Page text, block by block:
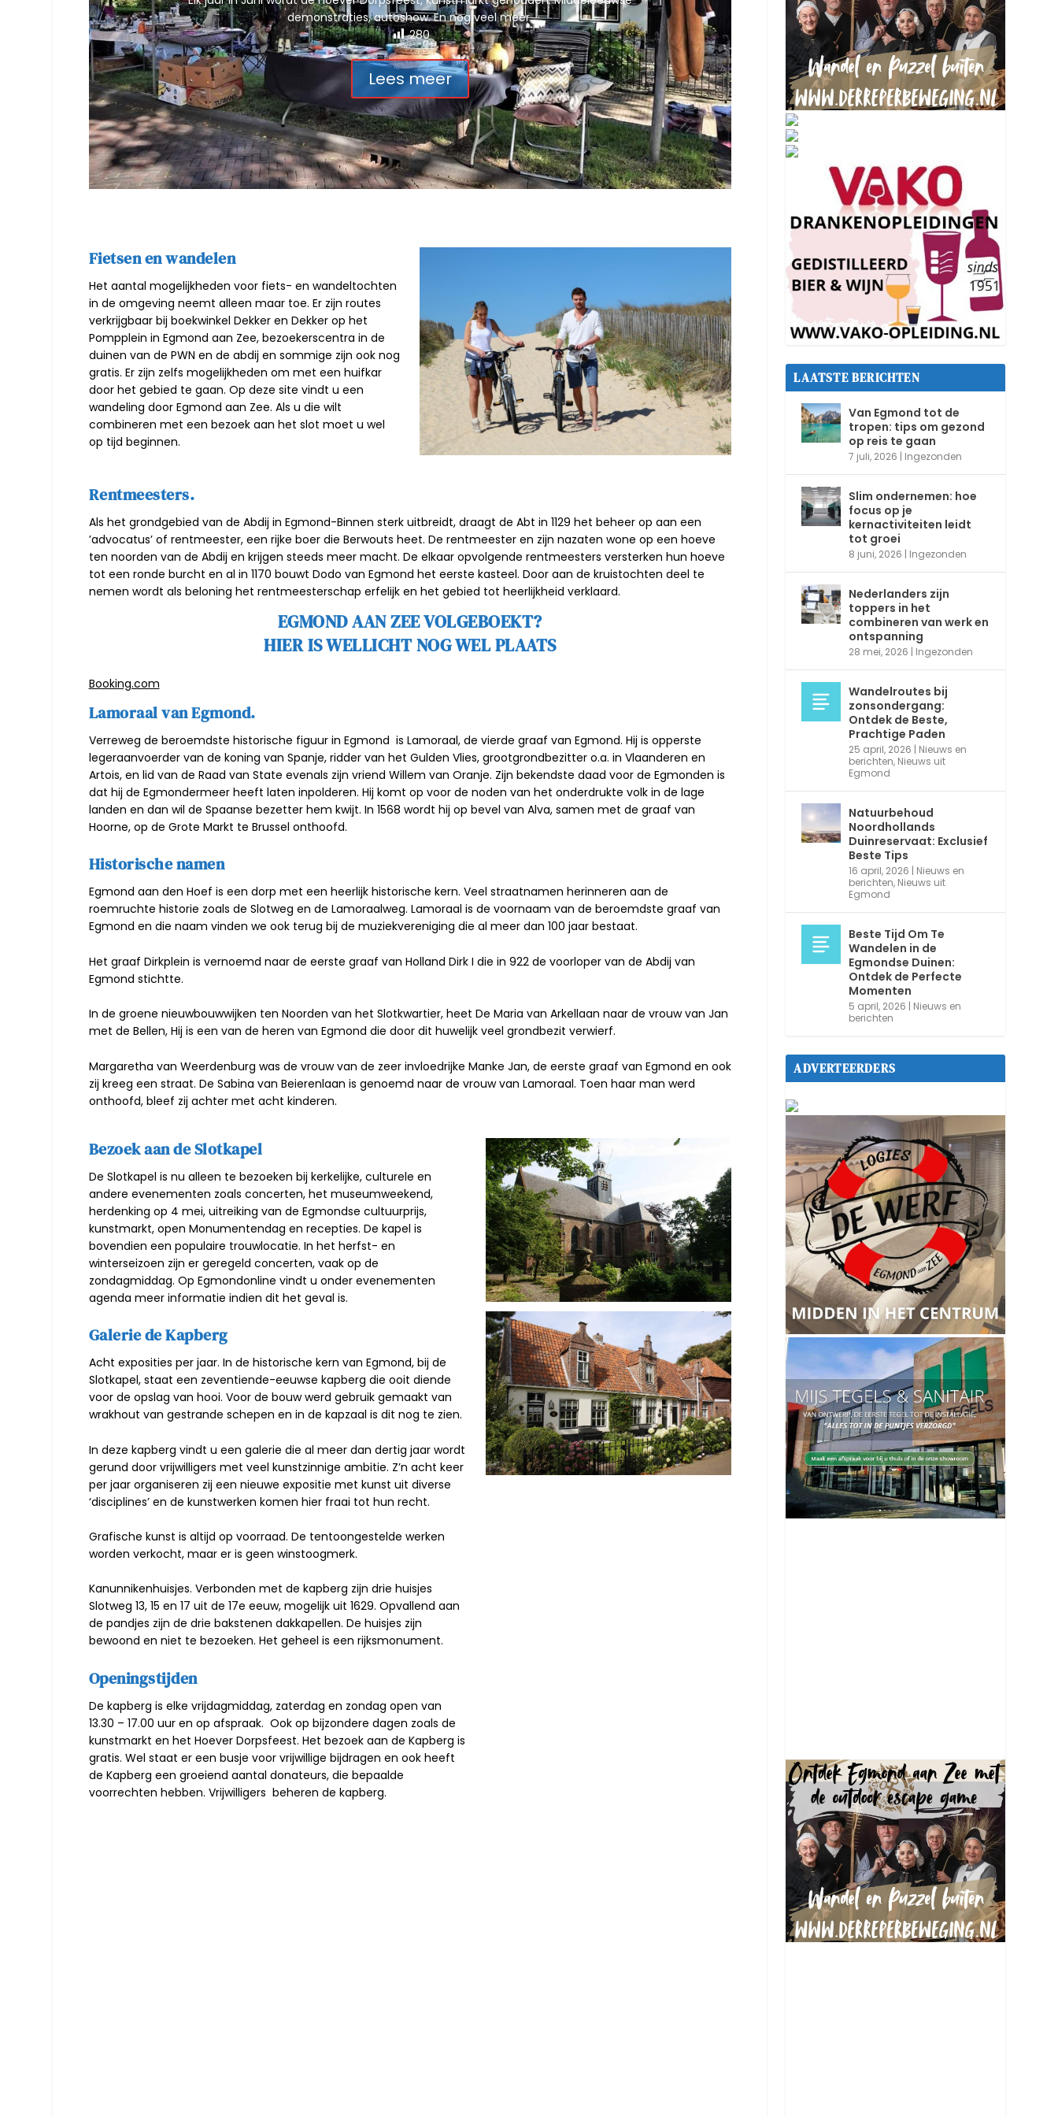
demonstraties, autoshow. En nog veel meer.
280
Lees meer
Fietsen en wandelen
Het aantal mogelijkheden voor fiets- en wandeltochten
in de omgeving neemt alleen maar toe. Er zijn routes
verkrijgbaar bij boekwinkel Dekker en Dekker op het
Pompplein in Egmond aan Zee, bezoekerscentra in de
duinen van de PWN en de abdij en sommige zijn ook nog
gratis. Er zijn zelfs mogelijkheden om met een huifkar
door het gebied te gaan. Op deze site vindt u een
wandeling door Egmond aan Zee. Als u die wilt
combineren met een bezoek aan het slot moet u wel
op tijd beginnen.
Rentmeesters.
Als het grondgebied van de Abdij in Egmond-Binnen sterk uitbreidt, draagt de Abt in 1129 het beheer op aan een
’advocatus’ of rentmeester, een rijke boer die Berwouts heet. De rentmeester en zijn nazaten wone op een hoeve
ten noorden van de Abdij en krijgen steeds meer macht. De elkaar opvolgende rentmeesters versterken hun hoeve
tot een ronde burcht en al in 1170 bouwt Dodo van Egmond het eerste kasteel. Door aan de kruistochten deel te
nemen wordt als beloning het rentmeesterschap erfelijk en het gebied tot heerlijkheid verklaard.
EGMOND AAN ZEE VOLGEBOEKT?
HIER IS WELLICHT NOG WEL PLAATS
Booking.com
Lamoraal van Egmond.
Verreweg de beroemdste historische figuur in Egmond is Lamoraal, de vierde graaf van Egmond. Hij is opperste
legeraanvoerder van de koning van Spanje, ridder van het Gulden Vlies, grootgrondbezitter o.a. in Vlaanderen en
Artois, en lid van de Raad van State evenals zijn vriend Willem van Oranje. Zijn bekendste daad voor de Egmonden is
dat hij de Egmondermeer heeft laten inpolderen. Hij komt op voor de noden van het onderdrukte volk in de lage
landen en dan wil de Spaanse bezetter hem kwijt. In 1568 wordt hij op bevel van Alva, samen met de graaf van
Hoorne, op de Grote Markt te Brussel onthoofd.
Historische namen
Egmond aan den Hoef is een dorp met een heerlijk historische kern. Veel straatnamen herinneren aan de
roemruchte historie zoals de Slotweg en de Lamoraalweg. Lamoraal is de voornaam van de beroemdste graaf van
Egmond en die naam vinden we ook terug bij de muziekvereniging die al meer dan 100 jaar bestaat.
Het graaf Dirkplein is vernoemd naar de eerste graaf van Holland Dirk I die in 922 de voorloper van de Abdij van
Egmond stichtte.
In de groene nieuwbouwwijken ten Noorden van het Slotkwartier, heet De Maria van Arkellaan naar de vrouw van Jan
met de Bellen, Hij is een van de heren van Egmond die door dit huwelijk veel grondbezit verwierf.
Margaretha van Weerdenburg was de vrouw van de zeer invloedrijke Manke Jan, de eerste graaf van Egmond en ook
zij kreeg een straat. De Sabina van Beierenlaan is genoemd naar de vrouw van Lamoraal. Toen haar man werd
onthoofd, bleef zij achter met acht kinderen.
Bezoek aan de Slotkapel
De Slotkapel is nu alleen te bezoeken bij kerkelijke, culturele en
andere evenementen zoals concerten, het museumweekend,
herdenking op 4 mei, uitreiking van de Egmondse cultuurprijs,
kunstmarkt, open Monumentendag en recepties. De kapel is
bovendien een populaire trouwlocatie. In het herfst- en
winterseizoen zijn er geregeld concerten, vaak op de
zondagmiddag. Op Egmondonline vindt u onder evenementen
agenda meer informatie indien dit het geval is.
Galerie de Kapberg
Acht exposities per jaar. In de historische kern van Egmond, bij de
Slotkapel, staat een zeventiende-eeuwse kapberg die ooit diende
voor de opslag van hooi. Voor de bouw werd gebruik gemaakt van
wrakhout van gestrande schepen en in de kapzaal is dit nog te zien.
In deze kapberg vindt u een galerie die al meer dan dertig jaar wordt
gerund door vrijwilligers met veel kunstzinnige ambitie. Z’n acht keer
per jaar organiseren zij een nieuwe expositie met kunst uit diverse
‘disciplines’ en de kunstwerken komen hier fraai tot hun recht.
Grafische kunst is altijd op voorraad. De tentoongestelde werken
worden verkocht, maar er is geen winstoogmerk.
Kanunnikenhuisjes. Verbonden met de kapberg zijn drie huisjes
Slotweg 13, 15 en 17 uit de 17e eeuw, mogelijk uit 1629. Opvallend aan
de pandjes zijn de drie bakstenen dakkapellen. De huisjes zijn
bewoond en niet te bezoeken. Het geheel is een rijksmonument.
Openingstijden
De kapberg is elke vrijdagmiddag, zaterdag en zondag open van
13.30 – 17.00 uur en op afspraak. Ook op bijzondere dagen zoals de
kunstmarkt en het Hoever Dorpsfeest. Het bezoek aan de Kapberg is
gratis. Wel staat er een busje voor vrijwillige bijdragen en ook heeft
de Kapberg een groeiend aantal donateurs, die bepaalde
voorrechten hebben. Vrijwilligers beheren de kapberg.
LAATSTE BERICHTEN
Van Egmond tot de
tropen: tips om gezond
op reis te gaan
7 juli, 2026 | Ingezonden
Slim ondernemen: hoe
focus op je
kernactiviteiten leidt
tot groei
8 juni, 2026 | Ingezonden
Nederlanders zijn
toppers in het
combineren van werk en
ontspanning
28 mei, 2026 | Ingezonden
Wandelroutes bij
zonsondergang:
Ontdek de Beste,
Prachtige Paden
25 april, 2026 | Nieuws en
berichten, Nieuws uit
Egmond
Natuurbehoud
Noordhollands
Duinreservaat: Exclusief
Beste Tips
16 april, 2026 | Nieuws en
berichten, Nieuws uit
Egmond
Beste Tijd Om Te
Wandelen in de
Egmondse Duinen:
Ontdek de Perfecte
Momenten
5 april, 2026 | Nieuws en
berichten
ADVERTEERDERS